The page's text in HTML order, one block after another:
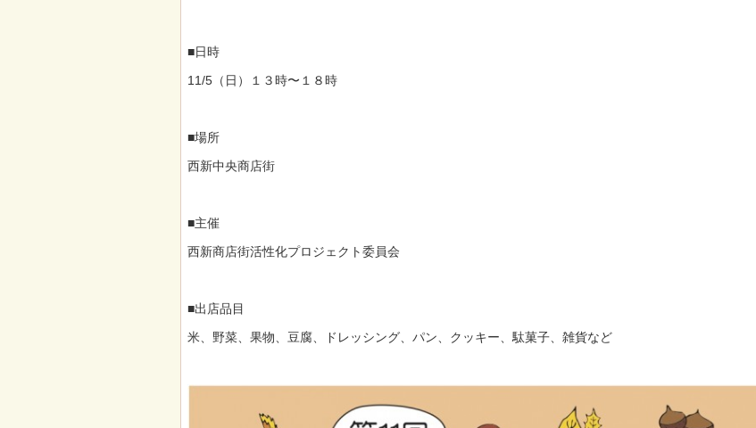
■日時
11/5（日）１３時〜１８時
■場所
西新中央商店街
■主催
西新商店街活性化プロジェクト委員会
■出店品目
米、野菜、果物、豆腐、ドレッシング、パン、クッキー、駄菓子、雑貨など